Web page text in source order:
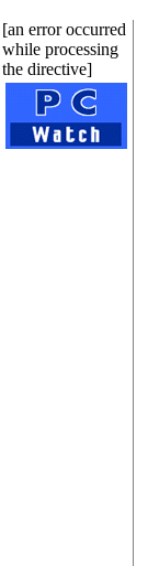
[an error occurred
while processing
the directive]